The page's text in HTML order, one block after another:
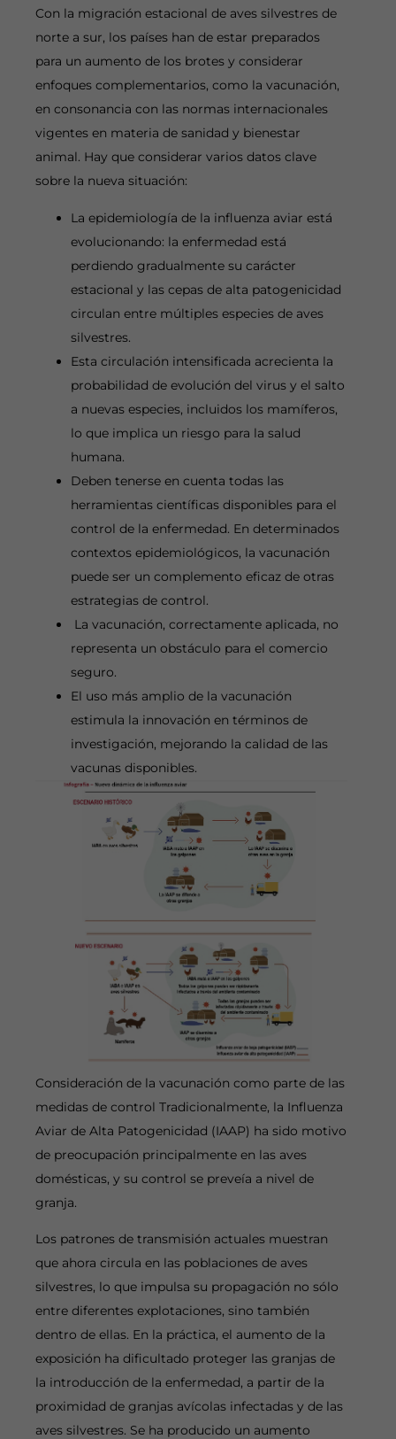
Con la migración estacional de aves silvestres de
norte a sur, los países han de estar preparados
para un aumento de los brotes y considerar
enfoques complementarios, como la vacunación,
en consonancia con las normas internacionales
vigentes en materia de sanidad y bienestar
animal. Hay que considerar varios datos clave
sobre la nueva situación:
La epidemiología de la influenza aviar está
evolucionando: la enfermedad está
perdiendo gradualmente su carácter
estacional y las cepas de alta patogenicidad
circulan entre múltiples especies de aves
silvestres.
Esta circulación intensificada acrecienta la
probabilidad de evolución del virus y el salto
a nuevas especies, incluidos los mamíferos,
lo que implica un riesgo para la salud
humana.
Deben tenerse en cuenta todas las
herramientas científicas disponibles para el
control de la enfermedad. En determinados
contextos epidemiológicos, la vacunación
puede ser un complemento eficaz de otras
estrategias de control.
La vacunación, correctamente aplicada, no
representa un obstáculo para el comercio
seguro.
El uso más amplio de la vacunación
estimula la innovación en términos de
investigación, mejorando la calidad de las
vacunas disponibles.
Consideración de la vacunación como parte de las
medidas de control Tradicionalmente, la Influenza
Aviar de Alta Patogenicidad (IAAP) ha sido motivo
de preocupación principalmente en las aves
domésticas, y su control se preveía a nivel de
granja.
Los patrones de transmisión actuales muestran
que ahora circula en las poblaciones de aves
silvestres, lo que impulsa su propagación no sólo
entre diferentes explotaciones, sino también
dentro de ellas. En la práctica, el aumento de la
exposición ha dificultado proteger las granjas de
la introducción de la enfermedad, a partir de la
proximidad de granjas avícolas infectadas y de las
aves silvestres. Se ha producido un aumento